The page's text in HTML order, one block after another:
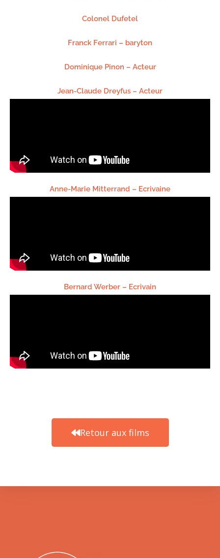
Colonel Dufetel
Franck Ferrari – baryton
Dominique Pinon – Acteur
Jean-Claude Dreyfus – Acteur
Anne-Marie Mitterrand – Ecrivaine
Bernard Werber – Ecrivain
Retour aux films